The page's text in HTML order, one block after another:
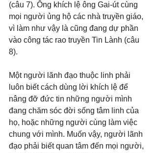
(câu 7). Ông khích lệ ông Gai-út cùng
mọi người ủng hộ các nhà truyền giáo,
vì làm như vậy là cũng đang dự phần
vào công tác rao truyền Tin Lành (câu
8).
Một người lãnh đạo thuộc linh phải
luôn biết cách dùng lời khích lệ để
nâng đỡ đức tin những người mình
đang chăm sóc đời sống tâm linh của
họ, hoặc những người cùng làm việc
chung với mình. Muốn vậy, người lãnh
đạo phải biết quan tâm đến mọi người,